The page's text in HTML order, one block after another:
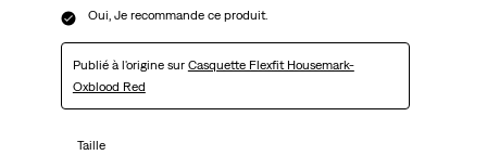
Oui, Je recommande ce produit.
Publié à l'origine sur Casquette Flexfit Housemark-
Oxblood Red
Taille